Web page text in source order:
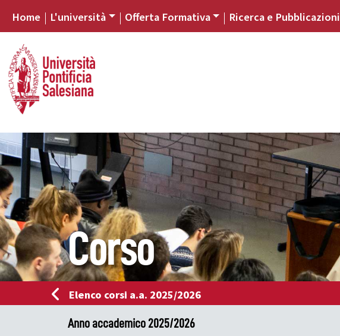
Home L'università Offerta Formativa Ricerca e Pubblicazioni
Corso
Elenco corsi a.a. 2025/2026
Anno accademico 2025/2026